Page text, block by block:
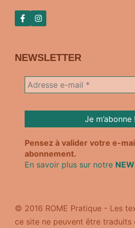
NEWSLETTER
Pensez à valider votre e-
abonnement.
En savoir plus sur notre
© 2016 ROME Pratique - Les
ce site ne peuvent être traduits